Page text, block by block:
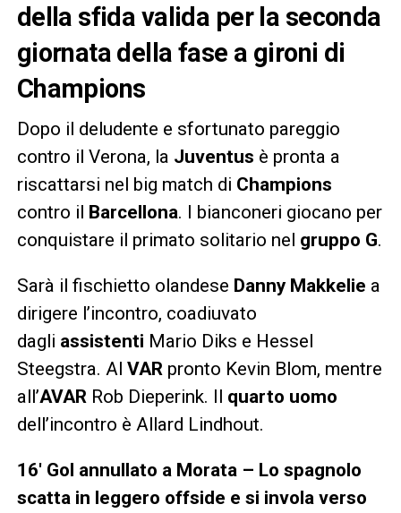
della sfida valida per la seconda
giornata della fase a gironi di
Champions
Dopo il deludente e sfortunato pareggio
contro il Verona, la Juventus è pronta a
riscattarsi nel big match di Champions
contro il Barcellona. I bianconeri giocano per
conquistare il primato solitario nel gruppo G.
Sarà il fischietto olandese Danny Makkelie a
dirigere l’incontro, coadiuvato
dagli assistenti Mario Diks e Hessel
Steegstra. Al VAR pronto Kevin Blom, mentre
all’AVAR Rob Dieperink. Il quarto uomo
dell’incontro è Allard Lindhout.
16′ Gol annullato a Morata – Lo spagnolo
scatta in leggero offside e si invola verso